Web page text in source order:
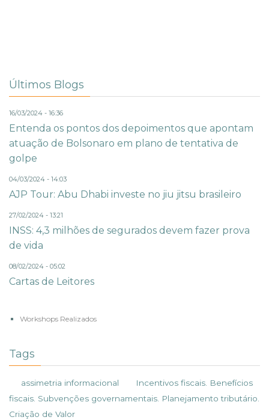
Últimos Blogs
16/03/2024 - 16:36
Entenda os pontos dos depoimentos que apontam
atuação de Bolsonaro em plano de tentativa de
golpe
04/03/2024 - 14:03
AJP Tour: Abu Dhabi investe no jiu jitsu brasileiro
27/02/2024 - 13:21
INSS: 4,3 milhões de segurados devem fazer prova
de vida
08/02/2024 - 05:02
Cartas de Leitores
Workshops Realizados
Tags
assimetria informacional
Incentivos fiscais. Benefícios
fiscais. Subvenções governamentais. Planejamento tributário.
Criação de Valor